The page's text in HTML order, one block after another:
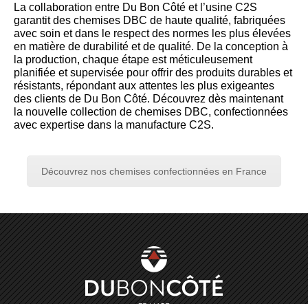
La collaboration entre Du Bon Côté et l’usine C2S
garantit des chemises DBC de haute qualité, fabriquées
avec soin et dans le respect des normes les plus élevées
en matière de durabilité et de qualité. De la conception à
la production, chaque étape est méticuleusement
planifiée et supervisée pour offrir des produits durables et
résistants, répondant aux attentes les plus exigeantes
des clients de Du Bon Côté. Découvrez dès maintenant
la nouvelle collection de chemises DBC, confectionnées
avec expertise dans la manufacture C2S.
Découvrez nos chemises confectionnées en France